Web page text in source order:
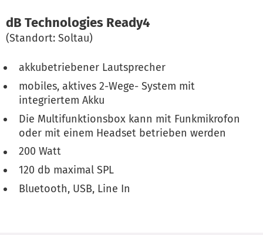
dB Technologies Ready4
(Standort: Soltau)
akkubetriebener Lautsprecher
mobiles, aktives 2-Wege- System mit
integriertem Akku
Die Multifunktionsbox kann mit Funkmikrofon
oder mit einem Headset betrieben werden
200 Watt
120 db maximal SPL
Bluetooth, USB, Line In